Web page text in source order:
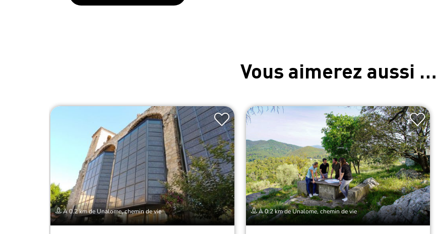
Vous aimerez aussi …
À 0.2 km de Unalome, chemin de vie À 0.2 km de Unalome, chemin de vie